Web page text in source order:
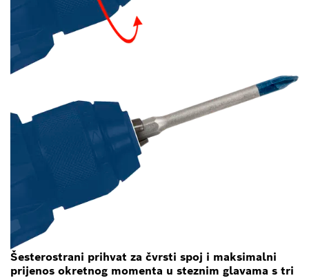
Šesterostrani prihvat za čvrsti spoj i maksimalni
prijenos okretnog momenta u steznim glavama s tri